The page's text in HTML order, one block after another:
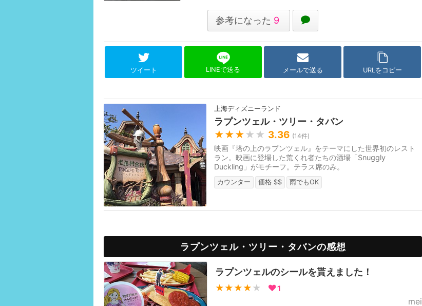
参考になった 9
ツイート LINEで送る メールで送る URLをコピー
上海ディズニーランド
ラプンツェル・ツリー・タバン
★★★ ★★ 3.36 (14件)
映画『塔の上のラプンツェル』をテーマにした世界初のレスト
ラン。映画に登場した荒くれ者たちの酒場「Snuggly
Duckling」がモチーフ。テラス席のみ。
カウンター 価格 $$ 雨でもOK
ラプンツェル・ツリー・タバンの感想
ラプンツェルのシールを貰えました！
★★★★ ★ 1
mei